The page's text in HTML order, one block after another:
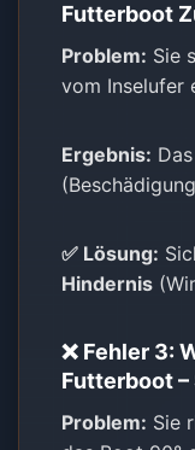
Futterboot
Problem: Sie
vom Inselufer
Ergebnis:
✅ Lösung:
Hindernis
❌ Fehler 3:
Futterboot
Problem: Sie